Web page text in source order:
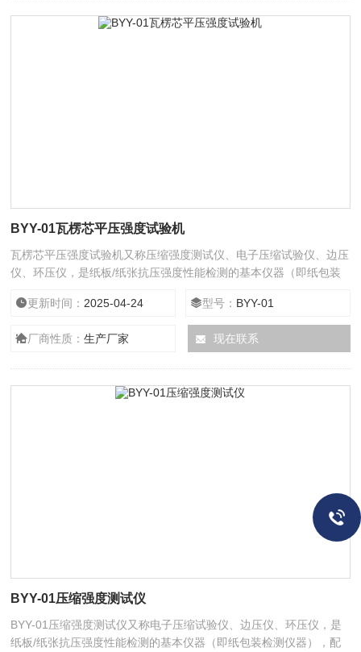
BYY-01瓦楞芯平压强度试验机
瓦楞芯平压强度试验机又称压缩强度测试仪、电子压缩试验仪、边压
仪、环压仪，是纸板/纸张抗压强度性能检测的基本仪器（即纸包装
强度、边压强度、粘合强度等试验，以便纸品生产企业控制生产成本
和提高产品质量。其各项性能参数和技术指标符合相关国家标准规
定。
更新时间： 2025-04-24 型号： BYY-01
厂商性质：生产厂家 现在联系
BYY-01压缩强度测试仪
BYY-01压缩强度测试仪又称电子压缩试验仪、边压仪、环压仪，是
纸板/纸张抗压强度性能检测的基本仪器（即纸包装检测仪器），配